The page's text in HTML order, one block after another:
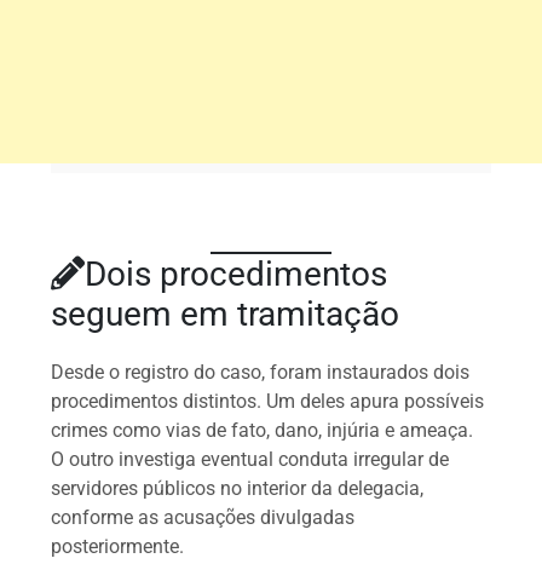
Dois procedimentos
seguem em tramitação
Desde o registro do caso, foram instaurados dois
procedimentos distintos. Um deles apura possíveis
crimes como vias de fato, dano, injúria e ameaça.
O outro investiga eventual conduta irregular de
servidores públicos no interior da delegacia,
conforme as acusações divulgadas
posteriormente.